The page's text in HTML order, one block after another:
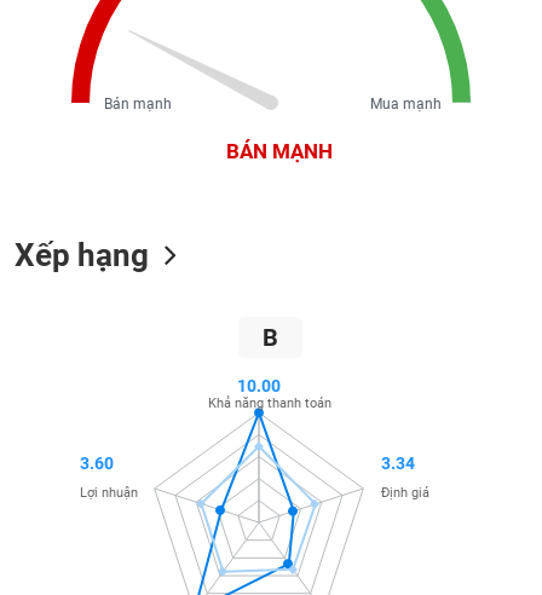
BÁN MẠNH
Mua mạnh
Bán mạnh
Xếp hạng
B
10.00
Khả năng thanh toán
3.34
Định giá
3.60
Lợi nhuận
TIÊU